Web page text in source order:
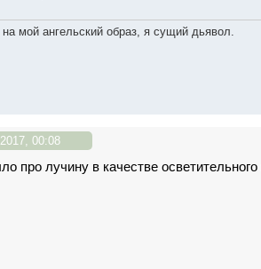
мой ангельский образ, я сущий дьявол.
00:08
про лучину в качестве